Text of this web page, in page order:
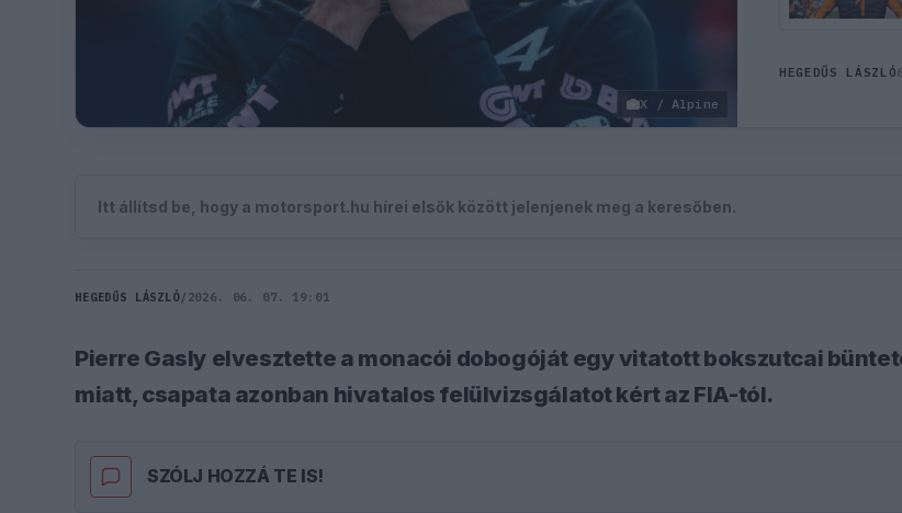
X / Alpine
HEGEDŰS LÁSZLÓ
Itt állítsd be, hogy a motorsport.hu hírei elsők között jelenjenek meg a keresőben.
HEGEDŰS LÁSZLÓ/ 2026. 06. 07. 19:01
Pierre Gasly elvesztette a monacói dobogóját egy vitatott bokszutcai
miatt, csapata azonban hivatalos felülvizsgálatot kért az FIA-tól.
SZÓLJ HOZZÁ TE IS!